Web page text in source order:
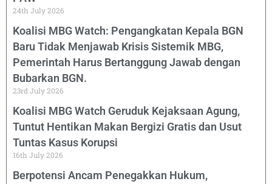
24th July 2026
Koalisi MBG Watch: Pengangkatan Kepala BGN
Baru Tidak Menjawab Krisis Sistemik MBG,
Pemerintah Harus Bertanggung Jawab dengan
Bubarkan BGN.
23rd July 2026
Koalisi MBG Watch Geruduk Kejaksaan Agung,
Tuntut Hentikan Makan Bergizi Gratis dan Usut
Tuntas Kasus Korupsi
16th July 2026
Berpotensi Ancam Penegakkan Hukum,